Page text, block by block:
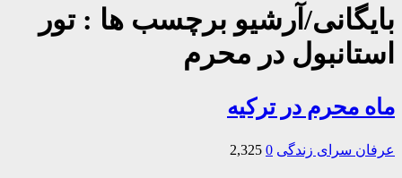
آرشیو برچسب ها :تور
در محرم
محرم در ترکیه
سرای زندگی 0
2,325